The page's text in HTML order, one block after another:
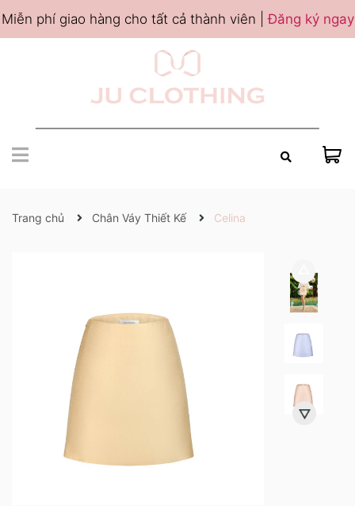
Miễn phí giao hàng cho tất cả thành viên |Đăng ký ngay
Trang chủ Chân Váy Thiết Kế Celina